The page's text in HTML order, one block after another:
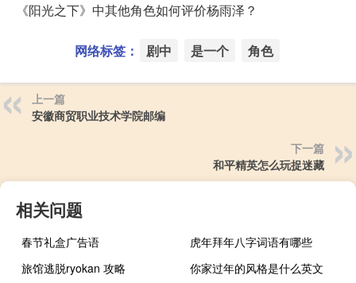
《阳光之下》中其他角色如何评价杨雨泽？
网络标签： 剧中 是一个 角色
上一篇
安徽商贸职业技术学院邮编
下一篇
和平精英怎么玩捉迷藏
相关问题
春节礼盒广告语
虎年拜年八字词语有哪些
旅馆逃脱ryokan 攻略
你家过年的风格是什么英文